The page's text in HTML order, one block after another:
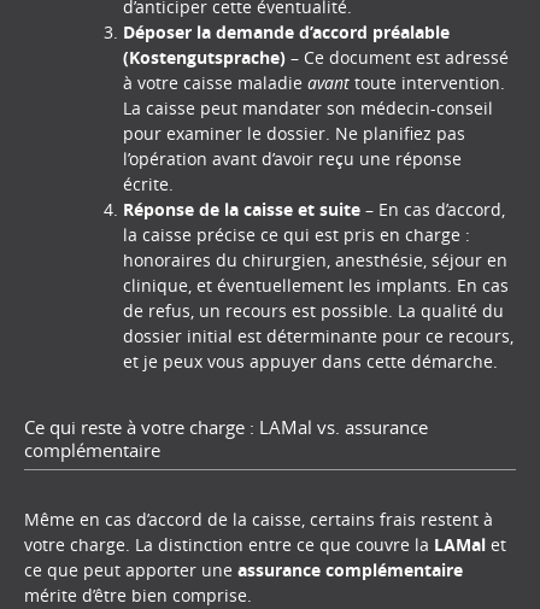
d’anticiper cette éventualité.
Déposer la demande d’accord préalable
(Kostengutsprache) – Ce document est adressé
à votre caisse maladie avant toute intervention.
La caisse peut mandater son médecin-conseil
pour examiner le dossier. Ne planifiez pas
l’opération avant d’avoir reçu une réponse
écrite.
Réponse de la caisse et suite – En cas d’accord,
la caisse précise ce qui est pris en charge :
honoraires du chirurgien, anesthésie, séjour en
clinique, et éventuellement les implants. En cas
de refus, un recours est possible. La qualité du
dossier initial est déterminante pour ce recours,
et je peux vous appuyer dans cette démarche.
Ce qui reste à votre charge : LAMal vs. assurance
complémentaire
Même en cas d’accord de la caisse, certains frais restent à
votre charge. La distinction entre ce que couvre la LAMal et
ce que peut apporter une assurance complémentaire
mérite d’être bien comprise.